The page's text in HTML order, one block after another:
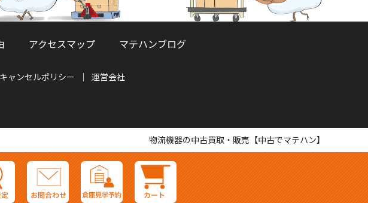
アクセスマップ マテハンブログ
キャンセルポリシー 運営会社
物流機器の中古買取・販売【中古でマテハン】